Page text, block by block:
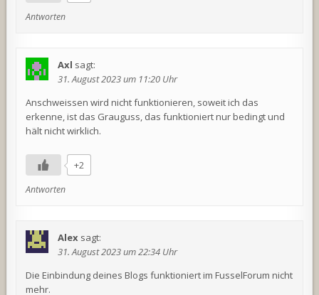
Antworten
Axl sagt:
31. August 2023 um 11:20 Uhr
Anschweissen wird nicht funktionieren, soweit ich das
erkenne, ist das Grauguss, das funktioniert nur bedingt und
hält nicht wirklich.
+2
Antworten
Alex sagt:
31. August 2023 um 22:34 Uhr
Die Einbindung deines Blogs funktioniert im FusselForum nicht
mehr.